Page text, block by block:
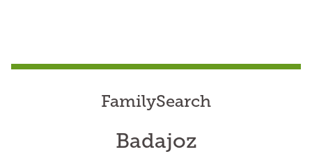
FamilySearch
Badajoz